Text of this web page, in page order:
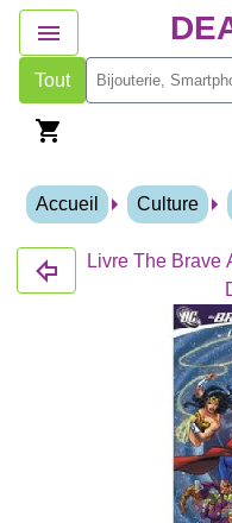
Tout
Accueil Culture
Livre The Brave